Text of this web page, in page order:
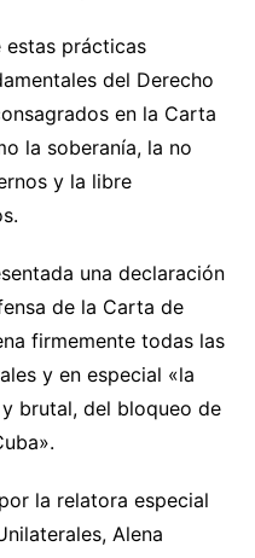
estas prácticas
del Derecho
en la Carta
la soberanía, la no
y la libre
una declaración
de la Carta de
firmemente todas las
y en especial «la
brutal, del bloqueo de
la relatora especial
Alena